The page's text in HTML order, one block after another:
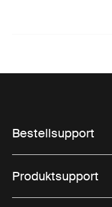
Bestellsupport
Produktsupport